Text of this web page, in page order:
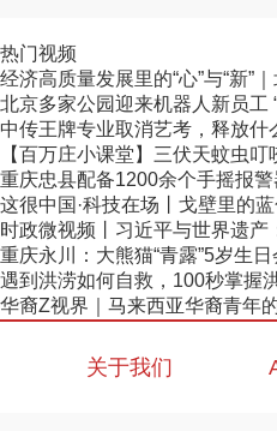
热门视频
经济高质量发展里的“心”与“新”
北京多家公园迎来机器人新员工
中传王牌专业取消艺考，释放什
【百万庄小课堂】三伏天蚊虫
重庆忠县配备1200余个手摇报
这很中国·科技在场丨戈壁里的
时政微视频丨习近平与世界遗产
重庆永川：大熊猫“青露”5岁生
遇到洪涝如何自救，100秒掌握
华裔Z视界｜马来西亚华裔青年
关于我们